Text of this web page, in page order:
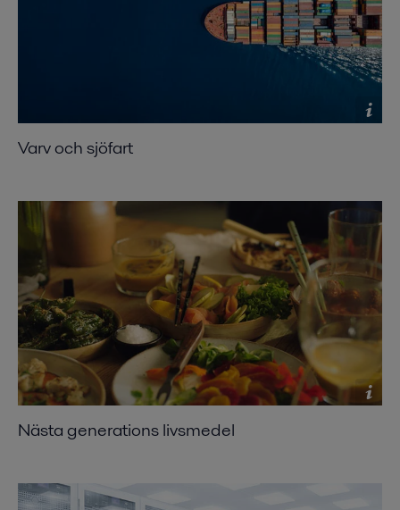
Varv och sjöfart
Nästa generations livsmedel